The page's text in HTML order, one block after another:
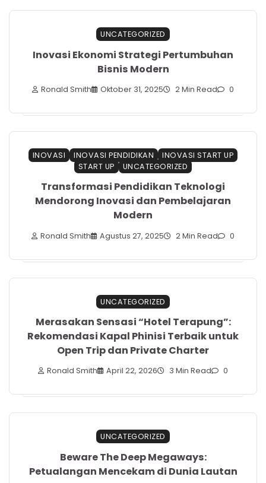
UNCATEGORIZED
Inovasi Ekonomi Strategi Pertumbuhan
Bisnis Modern
Ronald Smith Oktober 31, 2025 2 Min Read 0
INOVASI INOVASI PENDIDIKAN
INOVASI START UP
START UP
UNCATEGORIZED
Transformasi Pendidikan Teknologi
Mendorong Inovasi dan Pembelajaran
Modern
Ronald Smith Agustus 27, 2025 2 Min Read 0
UNCATEGORIZED
Merasakan Sensasi “Hotel Terapung”:
Rekomendasi Kapal Phinisi Terbaik untuk
Open Trip dan Private Charter
Ronald Smith April 22, 2026 3 Min Read 0
UNCATEGORIZED
Beware The Deep Megaways:
Petualangan Mencekam di Dunia Lautan